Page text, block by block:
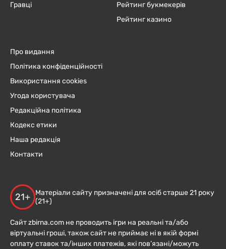
Гравці
Рейтинг букмекерів
Рейтинг казино
Про видання
Політика конфіденційності
Використання cookies
Угода користувача
Редакційна політика
Кодекс етики
Наша редакція
Контакти
21+
Матеріали сайту призначені для осіб старше 21 року
(21+)
Сайт zbirna.com не проводить ігри на реальні та/або
віртуальні гроші, також сайт не приймає ні в якій формі
оплату ставок та/інших платежів, які пов’язані/можуть